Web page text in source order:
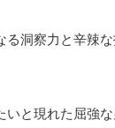
る洞察力と辛辣
いと現れた屈強